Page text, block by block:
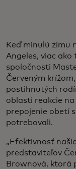
Keď minulú zimu
Angeles, viac
spoločnosti
Červeným
postihnutých
oblasti reakcie
prepojenie obetí
potrebovali.
„Efektívnosť
predstaviteľov
Brownová, ktorá